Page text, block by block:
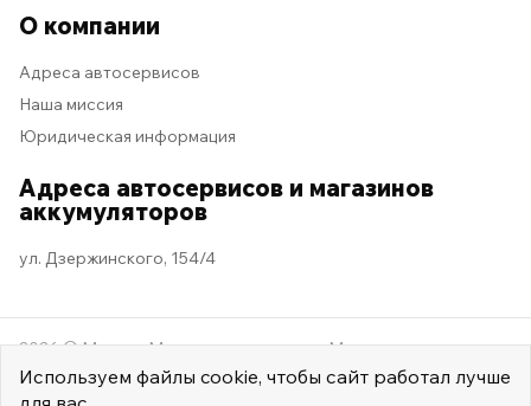
О компании
Адреса автосервисов
Наша миссия
Юридическая информация
Адреса автосервисов и магазинов
аккумуляторов
ул. Дзержинского, 154/4
2026 © Мастер Машина Мы в социальных сетях
Используем файлы cookie, чтобы сайт работал лучше